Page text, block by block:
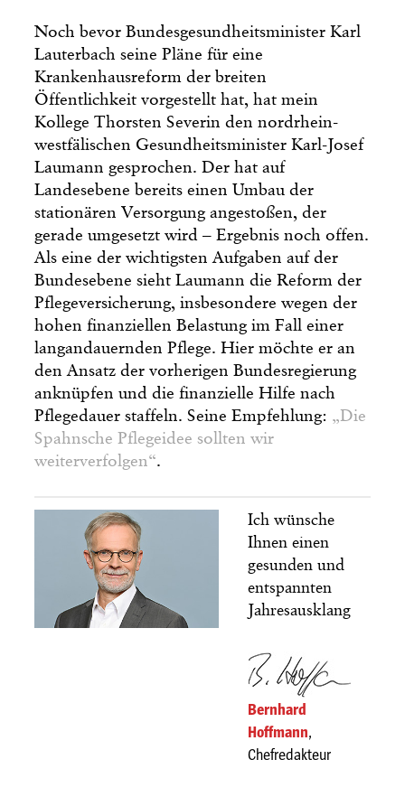
Noch bevor Bundesgesundheitsminister Karl
Lauterbach seine Pläne für eine
Krankenhausreform der breiten
Öffentlichkeit vorgestellt hat, hat mein
Kollege Thorsten Severin den nordrhein-
westfälischen Gesundheitsminister Karl-Josef
Laumann gesprochen. Der hat auf
Landesebene bereits einen Umbau der
stationären Versorgung angestoßen, der
gerade umgesetzt wird – Ergebnis noch offen.
Als eine der wichtigsten Aufgaben auf der
Bundes­ebene sieht Laumann die Reform der
Pflegeversicherung, insbesondere wegen der
hohen finanziellen Belastung im Fall einer
langandauernden Pflege. Hier möchte er an
den Ansatz der vorherigen Bundesregierung
anknüpfen und die finanzielle Hilfe nach
Pflegedauer staffeln. Seine Empfehlung: „Die
Spahnsche Pflegeidee sollten wir
weiterverfolgen“.
Ich wünsche
Ihnen einen
gesunden und
entspannten
Jahresausklang
Bernhard
Hoffmann,
Chefredakteur